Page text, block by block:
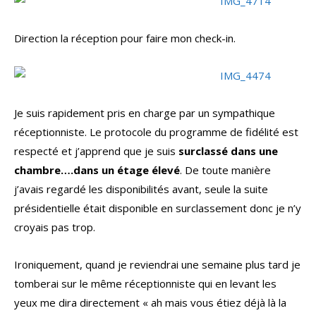
Direction la réception pour faire mon check-in.
Je suis rapidement pris en charge par un sympathique
réceptionniste. Le protocole du programme de fidélité est
respecté et j’apprend que je suis surclassé dans une
chambre….dans un étage élevé. De toute manière
j’avais regardé les disponibilités avant, seule la suite
présidentielle était disponible en surclassement donc je n’y
croyais pas trop.
Ironiquement, quand je reviendrai une semaine plus tard je
tomberai sur le même réceptionniste qui en levant les
yeux me dira directement « ah mais vous étiez déjà là la